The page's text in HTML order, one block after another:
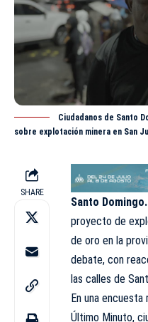
Ciudadanos de Santo
sobre explotación minera en San
SHARE
Santo
proyecto de
de oro en la
debate, con
las calles de
En una
Último Minuto,